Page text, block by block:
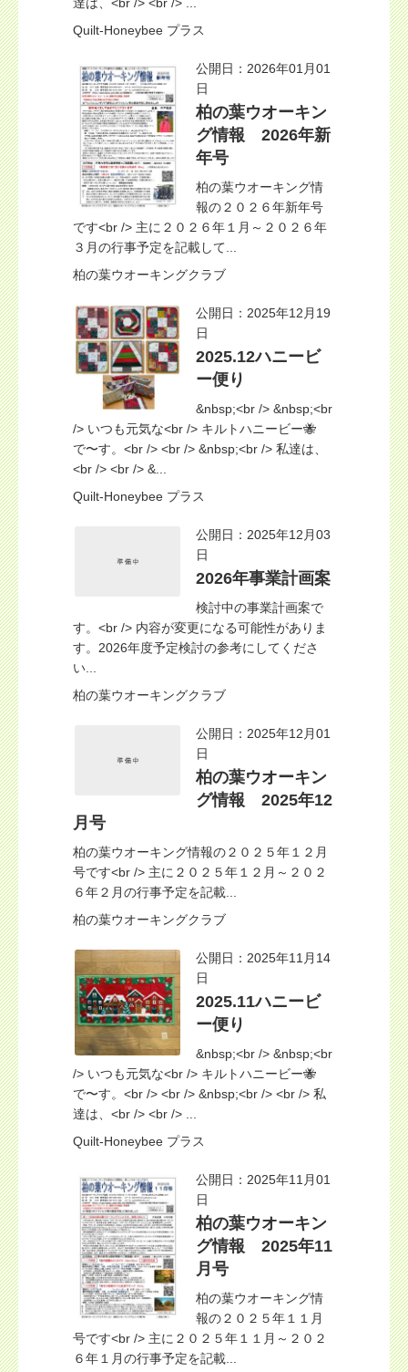
Quilt-Honeybee プラス
公開日：2026年01月01
日
柏の葉ウオーキン
グ情報 2026年新
年号
柏の葉ウオーキング情
報の２０２６年新年号
です<br /> 主に２０２６年１月～２０２６年
３月の行事予定を記載して...
柏の葉ウオーキングクラブ
公開日：2025年12月19
日
2025.12ハニービ
ー便り
&nbsp;<br /> &nbsp;<br
/> いつも元気な<br /> キルトハニービー🐝
で〜す。<br /> <br /> &nbsp;<br /> 私達は、
<br /> <br /> &...
Quilt-Honeybee プラス
公開日：2025年12月03
日
2026年事業計画案
検討中の事業計画案で
す。<br /> 内容が変更になる可能性がありま
す。2026年度予定検討の参考にしてくださ
い...
柏の葉ウオーキングクラブ
公開日：2025年12月01
日
柏の葉ウオーキン
グ情報 2025年12
月号
柏の葉ウオーキング情報の２０２５年１２月
号です<br /> 主に２０２５年１２月～２０２
６年２月の行事予定を記載...
柏の葉ウオーキングクラブ
公開日：2025年11月14
日
2025.11ハニービ
ー便り
&nbsp;<br /> &nbsp;<br
/> いつも元気な<br /> キルトハニービー🐝
で〜す。<br /> <br /> &nbsp;<br /> <br /> 私
達は、<br /> <br /> ...
Quilt-Honeybee プラス
公開日：2025年11月01
日
柏の葉ウオーキン
グ情報 2025年11
月号
柏の葉ウオーキング情
報の２０２５年１１月
号です<br /> 主に２０２５年１１月～２０２
６年１月の行事予定を記載...